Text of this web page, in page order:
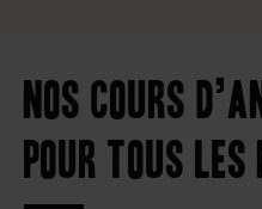
Nos cours
pour tous les